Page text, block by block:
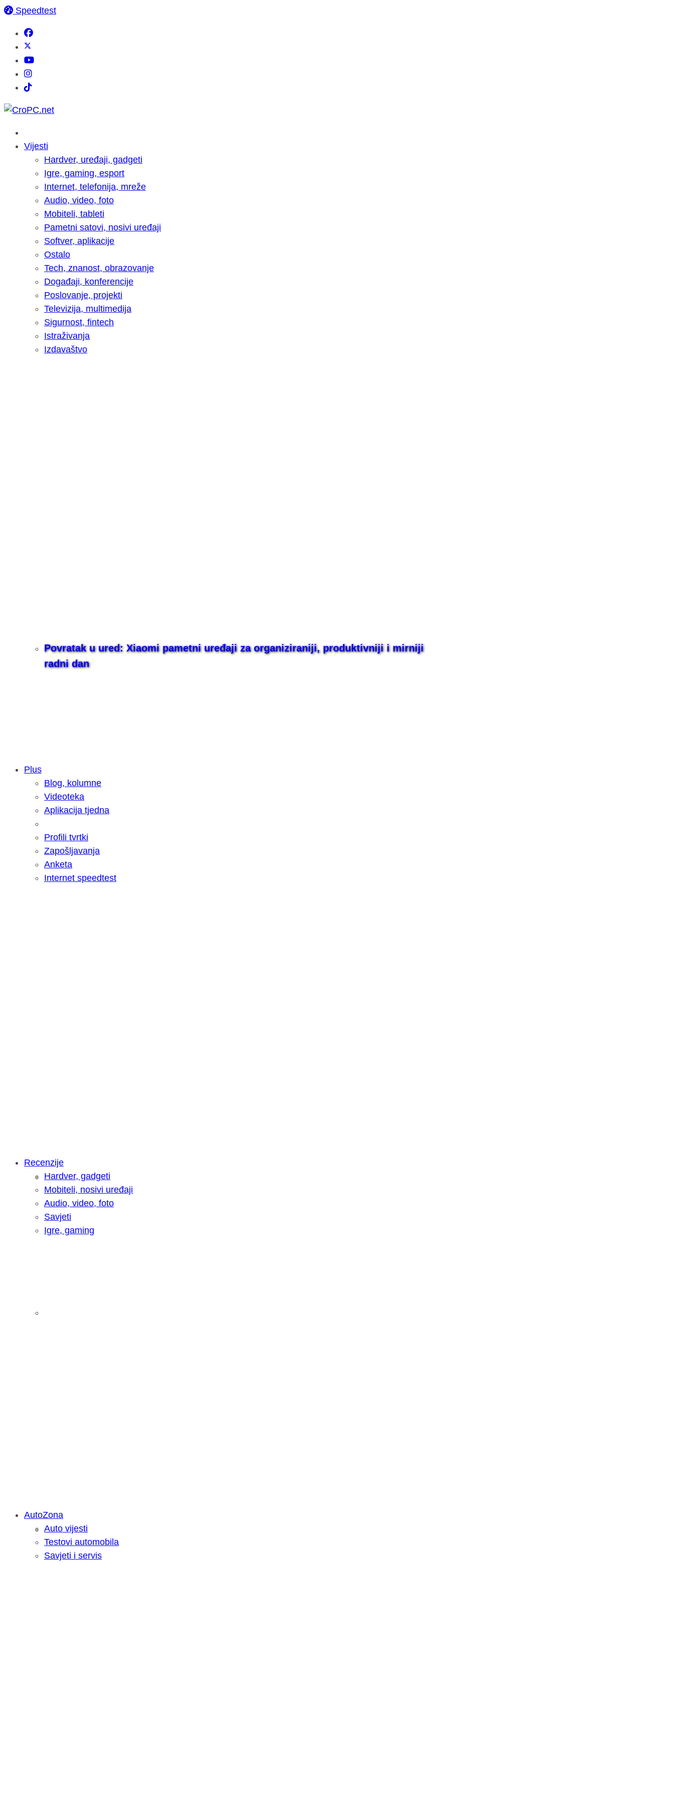
Speedtest
Vijesti
Hardver, uređaji, gadgeti
Igre, gaming, esport
Internet, telefonija, mreže
Audio, video, foto
Mobiteli, tableti
Pametni satovi, nosivi uređaji
Softver, aplikacije
Ostalo
Tech, znanost, obrazovanje
Događaji, konferencije
Poslovanje, projekti
Televizija, multimedija
Sigurnost, fintech
Istraživanja
Izdavaštvo
Povratak u ured: Xiaomi pametni uređaji za organiziraniji, produktivniji i mirniji
radni dan
Samsung otkrio kako je nastajala nova Galaxy Z serija: sedam generacija
razvoja donijelo tanje i izdržljivije preklopne uređaje
Plus
Blog, kolumne
Videoteka
Aplikacija tjedna
Profili tvrtki
Zapošljavanja
Anketa
Internet speedtest
Intervju: Goran Jović, fotograf - Hrvatska kakvu svijet tek otkriva
Recenzije
Hardver, gadgeti
Mobiteli, nosivi uređaji
Audio, video, foto
Savjeti
Igre, gaming
Savjetujemo: Što učiniti kada vaš iPad treba servis? Alpha servis nudi rješenja
AutoZona
Auto vijesti
Testovi automobila
Savjeti i servis